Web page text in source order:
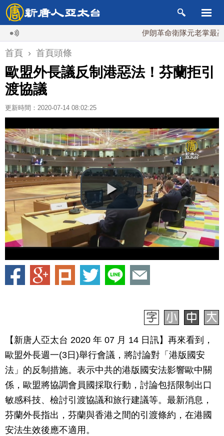
伊朗革命衛隊元老掌最高國
首頁 › 首頁頭條
歐盟外長議反制港惡法！芬蘭拒引
渡協議
更新時間：2020-07-14 08:02:25
【新唐人亞太台 2020 年 07 月 14 日訊】再來看到，
歐盟外長週一(3日)舉行會議，將討論對「港版國安
法」的反制措施。表示中共的港版國安法影響歐中關
係，歐盟將協調會員國採取行動，討論包括限制出口
敏感科技、檢討引渡協議和旅行建議等。最新消息，
芬蘭外長指出，芬蘭與香港之間的引渡條約，在港國
安法生效後應不適用。